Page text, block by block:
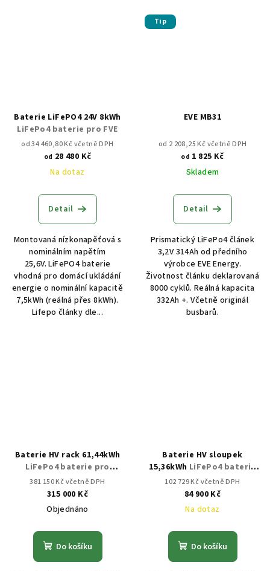
Baterie LiFePO4 24V 8kWh
LiFePo4 baterie pro FVE
od 34 460,80 Kč včetně DPH
od 28 480 Kč
Na dotaz
Detail
Montovaná nízkonapěťová s
nominálním napětím
25,6V. LiFePO4 baterie
vhodná pro domácí ukládání
energie o nominální kapacitě
7,5kWh (reálná přes 8kWh).
Lifepo články dle...
Tip
EVE MB31
od 2 208,25 Kč včetně DPH
od 1 825 Kč
Skladem
Detail
Prismatický LiFePo4 článek
3,2V 314Ah od předního
výrobce EVE Energy.
Životnost článku deklarovaná
8000 cyklů. Reálná kapacita
332Ah +. Včetně originál
busbarů.
Baterie HV rack 61,44kWh
LiFePo4 baterie pro
fotovoltaiku
381 150 Kč včetně DPH
315 000 Kč
Objednáno
Do košíku
Baterie HV sloupek
15,36kWh LiFePo4 baterie
pro fotovoltaiku
102 729 Kč včetně DPH
84 900 Kč
Na dotaz
Do košíku